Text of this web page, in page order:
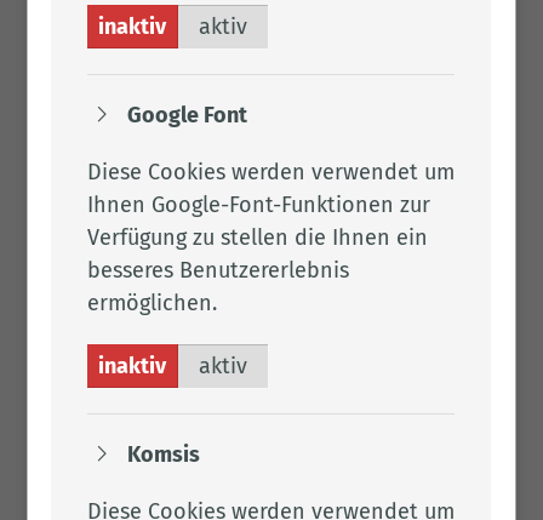
inaktiv aktiv
Google Font
Diese Cookies werden verwendet um
Ihnen Google-Font-Funktionen zur
Verfügung zu stellen die Ihnen ein
besseres Benutzererlebnis
ermöglichen.
inaktiv aktiv
Komsis
Diese Cookies werden verwendet um